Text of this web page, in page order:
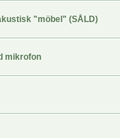
"möbel" (SÅLD)
mikrofon